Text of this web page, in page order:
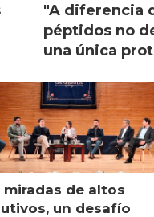
"A diferencia
péptidos no
una única
miradas de altos
un desafío